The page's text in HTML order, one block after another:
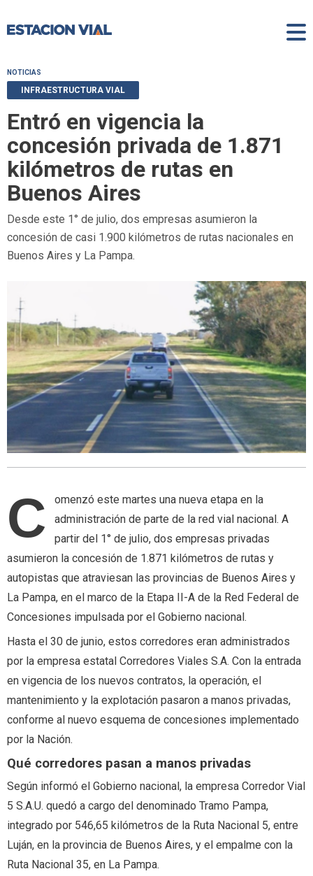
NOTICIAS
INFRAESTRUCTURA VIAL
Entró en vigencia la
concesión privada de 1.871
kilómetros de rutas en
Buenos Aires
Desde este 1° de julio, dos empresas asumieron la
concesión de casi 1.900 kilómetros de rutas nacionales en
Buenos Aires y La Pampa.
C
omenzó este martes una nueva etapa en la
administración de parte de la red vial nacional. A
partir del 1° de julio, dos empresas privadas
asumieron la concesión de 1.871 kilómetros de rutas y
autopistas que atraviesan las provincias de Buenos Aires y
La Pampa, en el marco de la Etapa II-A de la Red Federal de
Concesiones impulsada por el Gobierno nacional.
Hasta el 30 de junio, estos corredores eran administrados
por la empresa estatal Corredores Viales S.A. Con la entrada
en vigencia de los nuevos contratos, la operación, el
mantenimiento y la explotación pasaron a manos privadas,
conforme al nuevo esquema de concesiones implementado
por la Nación.
Qué corredores pasan a manos privadas
Según informó el Gobierno nacional, la empresa Corredor Vial
5 S.A.U. quedó a cargo del denominado Tramo Pampa,
integrado por 546,65 kilómetros de la Ruta Nacional 5, entre
Luján, en la provincia de Buenos Aires, y el empalme con la
Ruta Nacional 35, en La Pampa.